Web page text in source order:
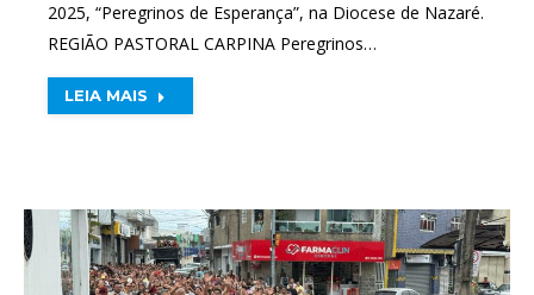
2025, “Peregrinos de Esperança”, na Diocese de Nazaré.
REGIÃO PASTORAL CARPINA Peregrinos…
LEIA MAIS